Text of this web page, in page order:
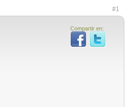
#1
Compartir en: